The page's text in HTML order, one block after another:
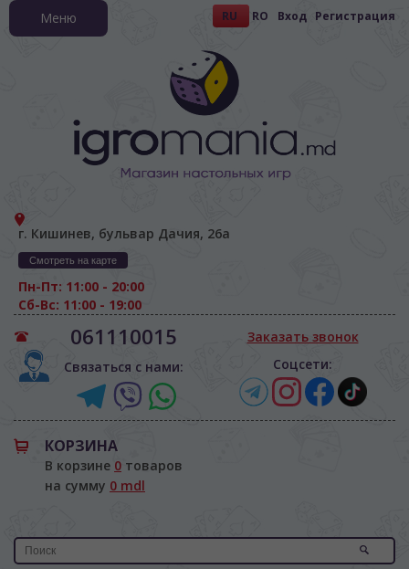
RU RO Вход Регистрация
г. Кишинев, бульвар Дачия, 26а
Смотреть на карте
Пн-Пт: 11:00 - 20:00
Сб-Вс: 11:00 - 19:00
061110015
Связаться с нами:
Заказать звонок
Соцсети:
КОРЗИНА
В корзине 0 товаров
на сумму 0 mdl
Меню